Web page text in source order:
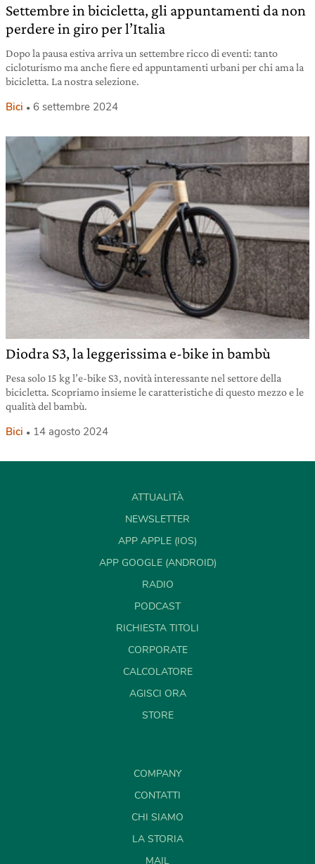
Settembre in bicicletta, gli appuntamenti da non
perdere in giro per l’Italia
Dopo la pausa estiva arriva un settembre ricco di eventi: tanto
cicloturismo ma anche fiere ed appuntamenti urbani per chi ama la
bicicletta. La nostra selezione.
Bici 6 settembre 2024
Diodra S3, la leggerissima e-bike in bambù
Pesa solo 15 kg l’e-bike S3, novità interessante nel settore della
bicicletta. Scopriamo insieme le caratteristiche di questo mezzo e le
qualità del bambù.
Bici 14 agosto 2024
ATTUALITÀ
NEWSLETTER
APP APPLE (IOS)
APP GOOGLE (ANDROID)
RADIO
PODCAST
RICHIESTA TITOLI
CORPORATE
CALCOLATORE
AGISCI ORA
STORE
COMPANY
CONTATTI
CHI SIAMO
LA STORIA
MAIL